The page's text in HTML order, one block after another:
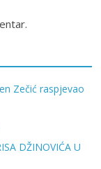
Zečić raspjevao
DŽINOVIĆA U